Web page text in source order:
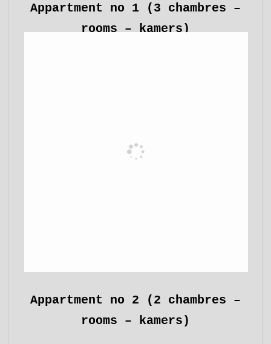
Appartment no 1 (3 chambres –
rooms – kamers)
Appartment no 2 (2 chambres –
rooms – kamers)